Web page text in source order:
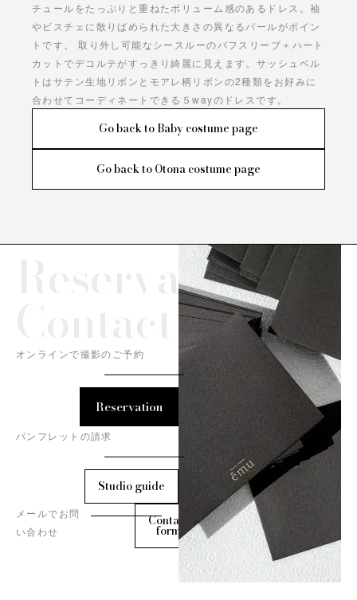
チュールをたっぷりと重ねたボリューム感のあるドレス。袖
やビスチェに散りばめられた大きさの異なるパールがポイン
トです。 取り外し可能なシースルーのパフスリーブ＋ハート
カットでデコルテがすっきり綺麗に見えます。サッシュベル
トはサテン生地リボンとモアレ柄リボンの2種類をお好みに
合わせてコーディネートできる５wayのドレスです。
Go back to Baby costume page
Go back to Otona costume page
Reservation/
オンラインで撮影のご予約
Reservation
パンフレットの請求
Studio guide
メールでお問
い合わせ
Contact
form